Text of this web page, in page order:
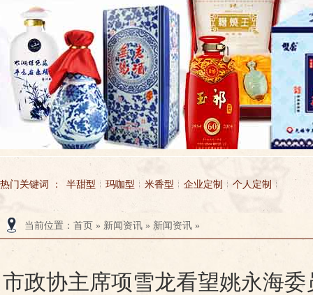
热门关键词 ： 半甜型 玛咖型 米香型 企业定制 个人定制
无锡市玉祁酒业有限公司 玉祁酒业
当前位置 ： 首页 » 新闻资讯 » 新闻资讯 »
市政协主席项雪龙看望姚永海委